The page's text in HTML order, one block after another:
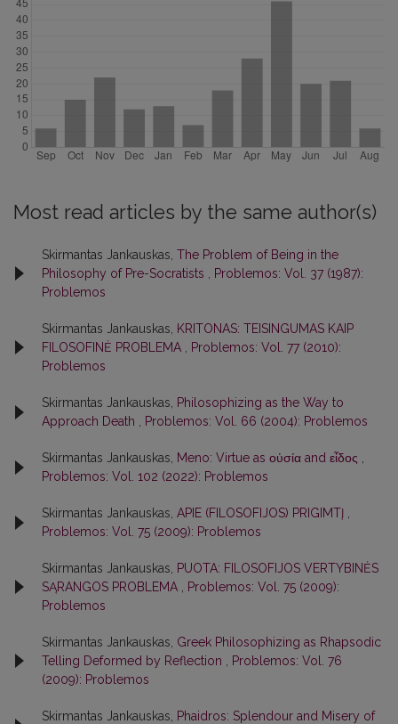
Most read articles by the same author(s)
Skirmantas Jankauskas, The Problem of Being in the
Philosophy of Pre-Socratists
Problemos: Vol. 37 (1987):
Problemos
Skirmantas Jankauskas,
KRITONAS: TEISINGUMAS KAIP
FILOSOFINĖ PROBLEMA
Problemos: Vol. 77 (2010):
Problemos
Skirmantas Jankauskas,
Philosophizing as the Way to
Approach Death
Problemos: Vol. 66 (2004): Problemos
Skirmantas Jankauskas, Meno: Virtue as οὐσία and εἶδος
Problemos: Vol. 102 (2022): Problemos
Skirmantas Jankauskas, APIE (FILOSOFIJOS) PRIGIMTĮ
Problemos: Vol. 75 (2009): Problemos
Skirmantas Jankauskas,
PUOTA: FILOSOFIJOS VERTYBINĖS
SĄRANGOS PROBLEMA
Problemos: Vol. 75 (2009):
Problemos
Skirmantas Jankauskas, Greek Philosophizing as Rhapsodic
Telling Deformed by Reflection
Problemos: Vol. 76
(2009): Problemos
Skirmantas Jankauskas,
Phaidros: Splendour and Misery of